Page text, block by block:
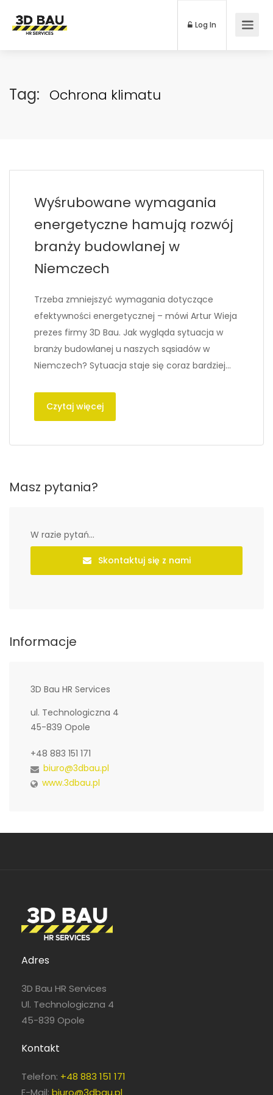
Log In
Tag: Ochrona klimatu
Wyśrubowane wymagania
energetyczne hamują rozwój
branży budowlanej w
Niemczech
Trzeba zmniejszyć wymagania dotyczące
efektywności energetycznej – mówi Artur Wieja
prezes firmy 3D Bau. Jak wygląda sytuacja w
branży budowlanej u naszych sąsiadów w
Niemczech? Sytuacja staje się coraz bardziej…
Czytaj więcej
Masz pytania?
W razie pytań...
Skontaktuj się z nami
Informacje
3D Bau HR Services
ul. Technologiczna 4
45-839 Opole
+48 883 151 171
biuro@3dbau.pl
www.3dbau.pl
Adres
3D Bau HR Services
Ul. Technologiczna 4
45-839 Opole
Kontakt
Telefon: +48 883 151 171
E-Mail: biuro@3dbau.pl